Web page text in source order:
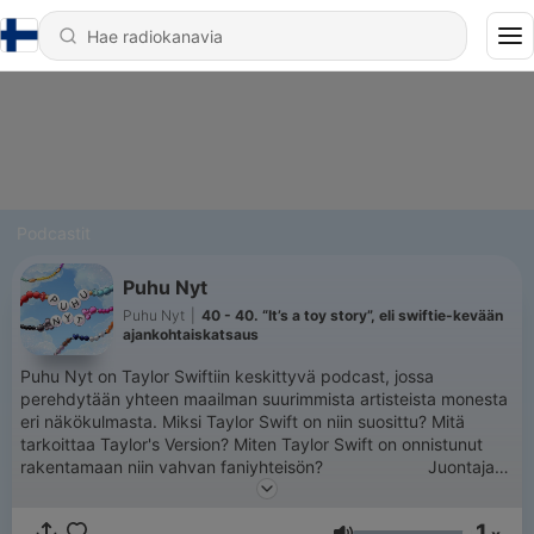
Puhu Nyt
Puhu Nyt
40 - 40. “It’s a toy story”, eli swiftie-kevään
ajankohtaiskatsaus
Puhu Nyt on Taylor Swiftiin keskittyvä podcast, jossa
perehdytään yhteen maailman suurimmista artisteista monesta
eri näkökulmasta. Miksi Taylor Swift on niin suosittu? Mitä
tarkoittaa Taylor's Version? Miten Taylor Swift on onnistunut
rakentamaan niin vahvan faniyhteisön? ⠀⠀⠀⠀⠀⠀⠀⠀ Juontajat:
Veera Hentunen ja Anna Mattila Aiemmat juontajat: Päivi Kiiski,